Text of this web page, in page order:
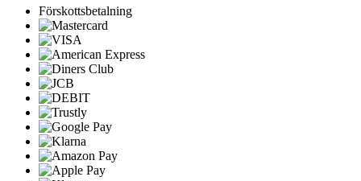
Förskottsbetalning